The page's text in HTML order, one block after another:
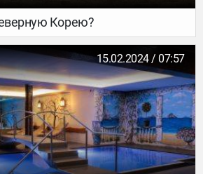
Первых Побывал В Северной
Границы
Корею?
15.02.2024 / 07:57